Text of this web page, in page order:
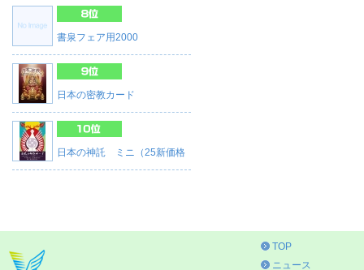
書泉フェア用2000
日本の密教カード
日本の神託 ミニ（25新価格
TOP
ニュース